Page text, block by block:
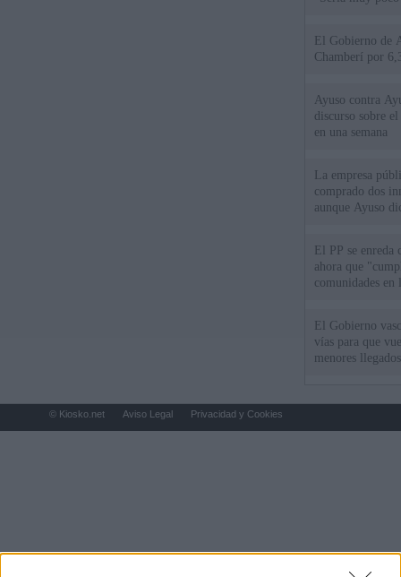
El Gobierno de
Chamberí por
Ayuso contra
discurso sobre
en una semana
La empresa
comprado dos
aunque Ayuso
El PP se
ahora que
comunidades en
El Gobierno
vías para que
menores
© Kiosko.net Aviso Legal Privacidad y Cookies